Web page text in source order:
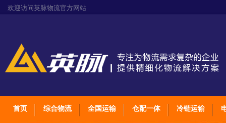
欢迎访问英脉物流官方网站
首页 综合物流 全国运输 仓配一体 冷链运输